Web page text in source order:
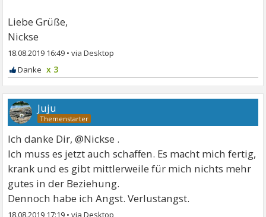
Liebe Grüße,
Nickse
18.08.2019 16:49 •
x 3
Juju
Ich danke Dir, @Nickse .
Ich muss es jetzt auch schaffen. Es macht mich fertig,
krank und es gibt mittlerweile für mich nichts mehr
gutes in der Beziehung.
Dennoch habe ich Angst. Verlustangst.
18.08.2019 17:19 •